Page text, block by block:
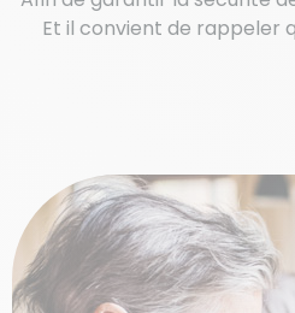
Et il convient de rappeler